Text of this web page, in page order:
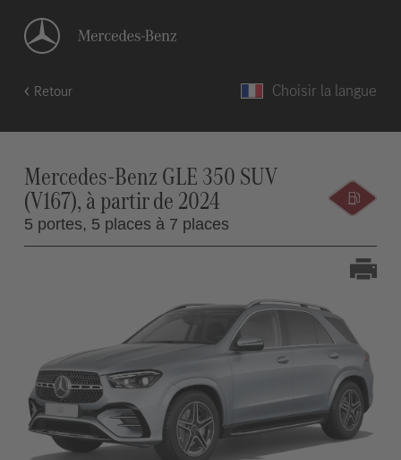
Retour Choisir la langue
Mercedes-Benz GLE 350 SUV
(V167), à partir de 2024
5 portes, 5 places à 7 places